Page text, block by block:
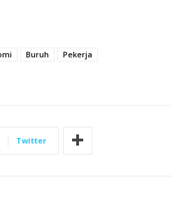
Buruh
Pekerja
Twitter